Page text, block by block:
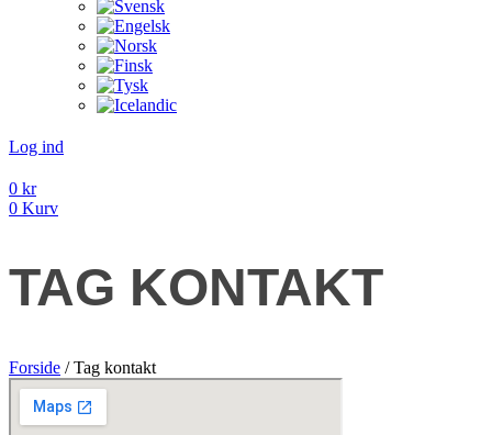
Log ind
0 kr
0 Kurv
TAG KONTAKT
Forside / Tag kontakt